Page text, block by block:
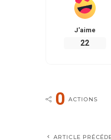
J'aime
22
0 ACTIONS
ARTICLE